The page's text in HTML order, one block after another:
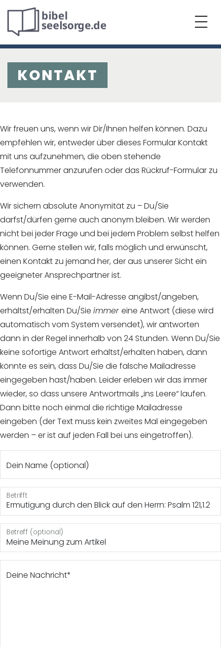
KONTAKT
Wir freuen uns, wenn wir Dir/Ihnen helfen können. Dazu
empfehlen wir, entweder über dieses Formular Kontakt
mit uns aufzunehmen, die oben stehende
Telefonnummer anzurufen oder das Rückruf-Formular zu
verwenden.
Wir sichern absolute Anonymität zu – Du/Sie
darfst/dürfen gerne auch anonym bleiben. Wir werden
nicht bei jeder Frage und bei jedem Problem selbst helfen
können. Gerne stellen wir, falls möglich und erwünscht,
einen Kontakt zu jemand her, der aus unserer Sicht ein
geeigneter Ansprechpartner ist.
Wenn Du/Sie eine E-Mail-Adresse angibst/angeben,
erhältst/erhalten Du/Sie immer eine Antwort (diese wird
automatisch vom System versendet), wir antworten
dann in der Regel innerhalb von 24 Stunden. Wenn Du/Sie
keine sofortige Antwort erhältst/erhalten haben, dann
könnte es sein, dass Du/Sie die falsche Mailadresse
eingegeben hast/haben. Leider erleben wir das immer
wieder, so dass unsere Antwortmails „ins Leere“ laufen.
Dann bitte noch einmal die richtige Mailadresse
eingeben (der Text muss kein zweites Mal eingegeben
werden – er ist auf jeden Fall bei uns eingetroffen).
Dein Name (optional)
Ermutigung durch den Blick auf den Herrn: Psalm 121,1.2
Betrifft
Betreff (optional)
Deine Nachricht*